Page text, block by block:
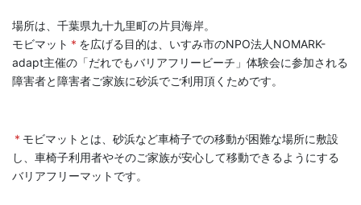
場所は、千葉県九十九里町の片貝海岸。
モビマット * を広げる目的は、いすみ市のNPO法人NOMARK-
adapt主催の「だれでもバリアフリービーチ」体験会に参加される
障害者と障害者ご家族に砂浜でご利用頂くためです。
* モビマットとは、砂浜など車椅子での移動が困難な場所に敷設
し、車椅子利用者やそのご家族が安心して移動できるようにする
バリアフリーマットです。